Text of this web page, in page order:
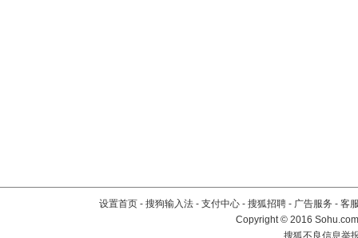
设置首页 - 搜狗输入法 - 支付中心 - 搜狐招聘 - 广告服务 - 客
Copyright©2016
搜狐不良信息举